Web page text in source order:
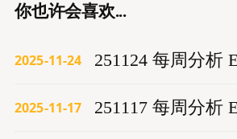
你也许会喜欢...
2025-11-24 251124 每周分析
2025-11-17 251117 每周分析